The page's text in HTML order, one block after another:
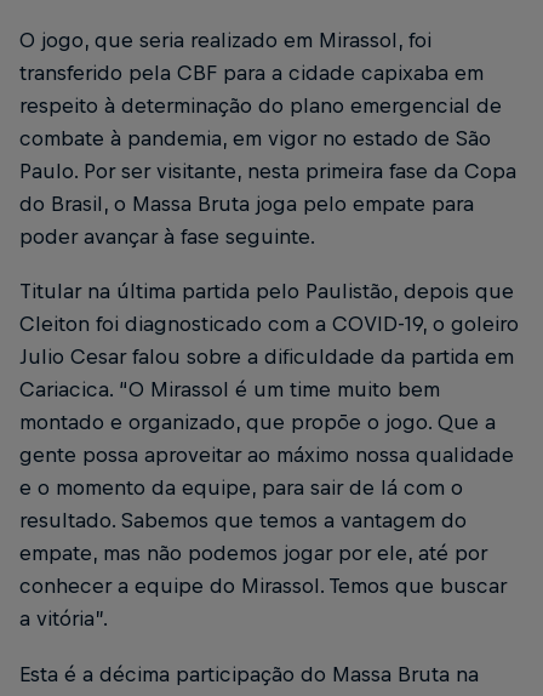
O jogo, que seria realizado em Mirassol, foi
transferido pela CBF para a cidade capixaba em
respeito à determinação do plano emergencial de
combate à pandemia, em vigor no estado de São
Paulo. Por ser visitante, nesta primeira fase da Copa
do Brasil, o Massa Bruta joga pelo empate para
poder avançar à fase seguinte.
Titular na última partida pelo Paulistão, depois que
Cleiton foi diagnosticado com a COVID-19, o goleiro
Julio Cesar falou sobre a dificuldade da partida em
Cariacica. “O Mirassol é um time muito bem
montado e organizado, que propõe o jogo. Que a
gente possa aproveitar ao máximo nossa qualidade
e o momento da equipe, para sair de lá com o
resultado. Sabemos que temos a vantagem do
empate, mas não podemos jogar por ele, até por
conhecer a equipe do Mirassol. Temos que buscar
a vitória”.
Esta é a décima participação do Massa Bruta na